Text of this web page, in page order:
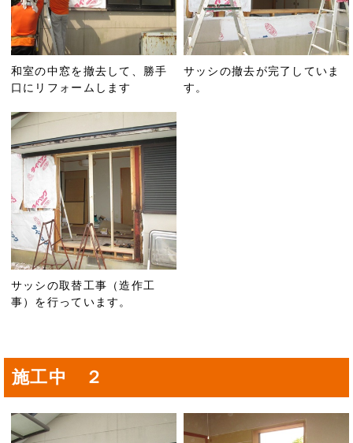
和室の中窓を撤去して、勝手
口にリフォームします
サッシの撤去が完了していま
す。
サッシの取替工事（造作工
事）を行っています。
施工中 ２